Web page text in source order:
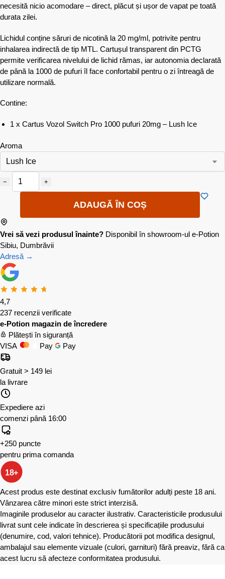
necesită nicio acomodare – direct, plăcut și ușor de vapat pe toată
durata zilei.
Lichidul conține săruri de nicotină la 20 mg/ml, potrivite pentru
inhalarea indirectă de tip MTL. Cartușul transparent din PCTG
permite verificarea nivelului de lichid rămas, iar autonomia declarată
de până la 1000 de pufuri îl face confortabil pentru o zi întreagă de
utilizare normală.
Contine:
1 x Cartus Vozol Switch Pro 1000 pufuri 20mg – Lush Ice
Aroma
− +
ADAUGĂ ÎN COȘ
Vrei să vezi produsul înainte? Disponibil în showroom-ul e-Potion
Sibiu, Dumbrăvii
Adresă →
4,7
237 recenzii verificate
e-Potion magazin de încredere
Plătești în siguranță
VISA
Pay Pay
Gratuit > 149 lei
la livrare
Expediere azi
comenzi până 16:00
+250 puncte
pentru prima comanda
18+
Acest produs este destinat exclusiv fumătorilor adulți peste 18 ani.
Vânzarea către minori este strict interzisă.
Imaginile produselor au caracter ilustrativ. Caracteristicile produsului
livrat sunt cele indicate în descrierea și specificațiile produsului
(denumire, cod, valori tehnice). Producătorii pot modifica designul,
ambalajul sau elemente vizuale (culori, garnituri) fără preaviz, fără ca
acest lucru să afecteze conformitatea produsului.